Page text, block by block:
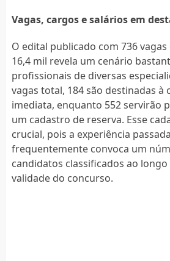
Vagas, cargos e salários em
O edital publicado com 736 vagas
16,4 mil revela um cenário
profissionais de diversas
vagas total, 184 são destinadas à
imediata, enquanto 552 servirão
um cadastro de reserva. Esse
crucial, pois a experiência
frequentemente convoca um
candidatos classificados ao
validade do concurso.